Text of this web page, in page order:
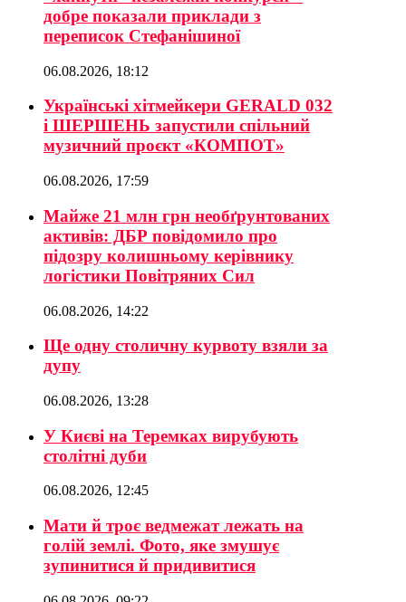
добре показали приклади з
переписок Стефанішиної
06.08.2026, 18:12
Українські хітмейкери GERALD 032
і ШЕРШЕНЬ запустили спільний
музичний проєкт «КОМПОТ»
06.08.2026, 17:59
Майже 21 млн грн необґрунтованих
активів: ДБР повідомило про
підозру колишньому керівнику
логістики Повітряних Сил
06.08.2026, 14:22
Ще одну столичну курвоту взяли за
дупу
06.08.2026, 13:28
У Києві на Теремках вирубують
столітні дуби
06.08.2026, 12:45
Мати й троє ведмежат лежать на
голій землі. Фото, яке змушує
зупинитися й придивитися